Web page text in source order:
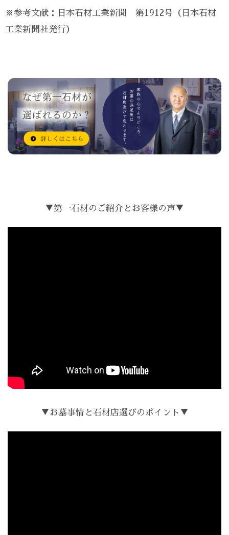
※参考文献：日本石材工業新聞 第1912号（日本石材
工業新聞社発行）
▼第一石材のご紹介とお客様の声▼
▼お墓事情と石材店選びのポイント▼